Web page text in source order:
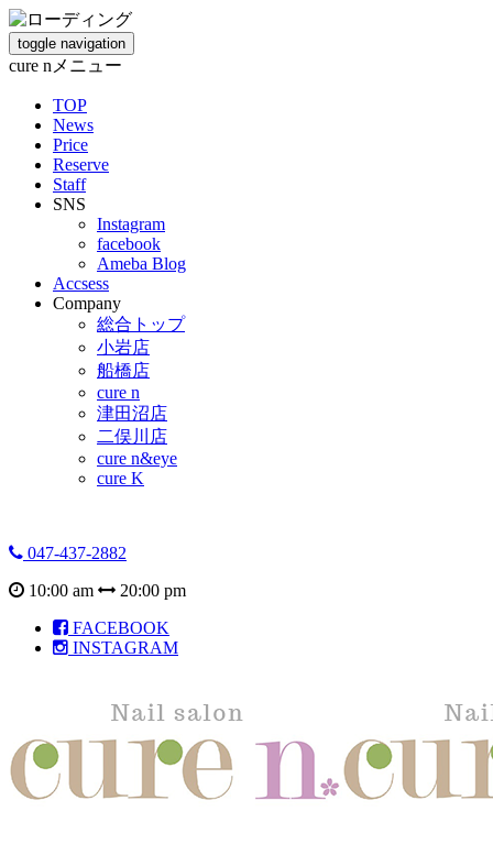
toggle navigation
cure nメニュー
TOP
News
Price
Reserve
Staff
SNS
Instagram
facebook
Ameba Blog
Accsess
Company
総合トップ
小岩店
船橋店
cure n
津田沼店
二俣川店
cure n&eye
cure K
047-437-2882
10:00 am
20:00 pm
FACEBOOK
INSTAGRAM